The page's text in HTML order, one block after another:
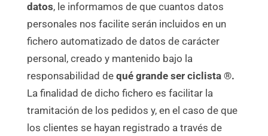
datos, le informamos de que cuantos datos
personales nos facilite serán incluidos en un
fichero automatizado de datos de carácter
personal, creado y mantenido bajo la
responsabilidad de qué grande ser ciclista ®.
La finalidad de dicho fichero es facilitar la
tramitación de los pedidos y, en el caso de que
los clientes se hayan registrado a través de